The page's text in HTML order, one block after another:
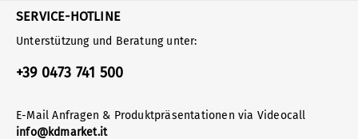
SERVICE-HOTLINE
Unterstützung und Beratung unter:
+39 0473 741 500
E-Mail Anfragen & Produktpräsentationen via Videocall
info@kdmarket.it